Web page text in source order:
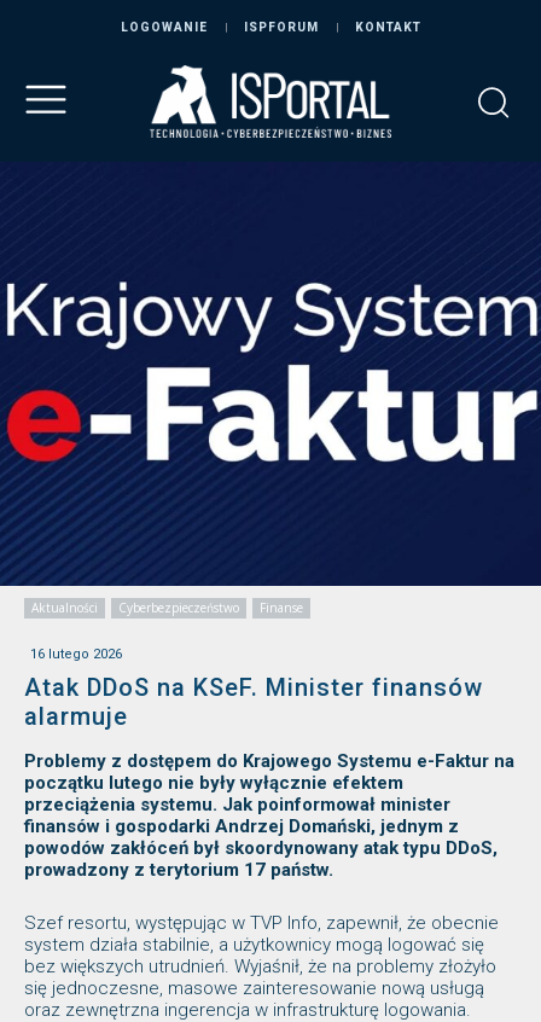
LOGOWANIE ISPFORUM KONTAKT
Aktualności Cyberbezpieczeństwo Finanse
16 lutego 2026
Atak DDoS na KSeF. Minister finansów
alarmuje
Problemy z dostępem do Krajowego Systemu e-Faktur na
początku lutego nie były wyłącznie efektem
przeciążenia systemu. Jak poinformował minister
finansów i gospodarki Andrzej Domański, jednym z
powodów zakłóceń był skoordynowany atak typu DDoS,
prowadzony z terytorium 17 państw.
Szef resortu, występując w TVP Info, zapewnił, że obecnie
system działa stabilnie, a użytkownicy mogą logować się
bez większych utrudnień. Wyjaśnił, że na problemy złożyło
się jednoczesne, masowe zainteresowanie nową usługą
oraz zewnętrzna ingerencja w infrastrukturę logowania.